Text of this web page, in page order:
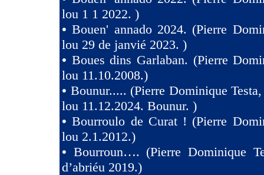
lou 1 1 2022. )
•Bouen' annado 2024. (Pierre
lou 29 de janvié 2023. )
• Boues dins Garlaban. (Pierre
lou 11.10.2008.)
• Bounur..... (Pierre Dominique
lou 11.12.2024. Bounur. )
•Bourroulo de Curat ! (Pierre
lou 2.1.2012.)
• Bourroun…. (Pierre Dominique
d’abriéu 2019.)